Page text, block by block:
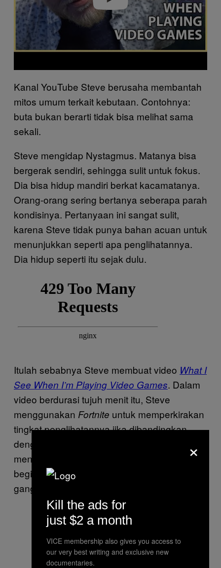
Kanal YouTube Steve berusaha membantah
mitos umum terkait kebutaan. Contohnya:
buta bukan berarti tidak bisa melihat sama
sekali.
Steve mengidap Nystagmus. Matanya bisa
bergerak sendiri, sehingga sulit untuk fokus.
Dia bisa hidup mandiri berkat kacamatanya.
Orang-orang sering bertanya seberapa parah
kondisinya. Pertanyaan ini sangat sulit,
karena Steve tidak punya bahan acuan untuk
menunjukkan seperti apa penglihatannya.
Dia hidup seperti itu sejak dulu.
Itulah sebabnya Steve membuat video What I
See When I’m Playing Video Games. Dalam
video berdurasi tujuh menit itu, Steve
menggunakan Fortnite untuk memperkirakan
tingkat penglihatannya jika dibandingkan
dengan orang normal. Penonton diajak
menyaksikan keseharian Steve. Dengan
begini, orang-orang bisa lebih memahami
gangguan penglihatan secara keseluruhan.
×
Kill the ads for
just $2 a month
VICE membership also gives you access to
our very best writing and exclusive new
documentaries.